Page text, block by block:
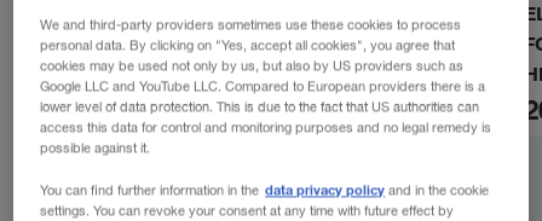
We and third-party providers sometimes use these cookies to process
personal data. By clicking on "Yes, accept all cookies", you agree that
cookies may be used not only by us, but also by US providers such as
Google LLC and YouTube LLC. Compared to European providers there is a
lower level of data protection. This is due to the fact that US authorities can
access this data for control and monitoring purposes and no legal remedy is
possible against it.
You can find further information in the data privacy policy and in the cookie
settings. You can revoke your consent at any time with future effect by